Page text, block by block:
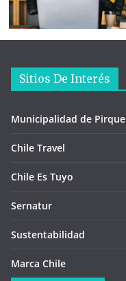
Sitios De Interés
Municipalidad de Pirque
Chile Travel
Chile Es Tuyo
Sernatur
Sustentabilidad
Marca Chile